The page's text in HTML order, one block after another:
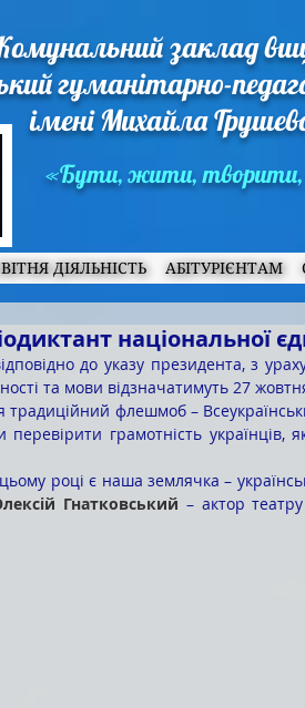
заклад
гуманітарно-
імені Михайла
«Бути, жити, творити,
ДІЯЛЬНІСТЬ АБІТУРІЄНТАМ
національної
та мови відзначатимуть 27
грамотність українців,
році є наша землячка –
Гнатковський – актор